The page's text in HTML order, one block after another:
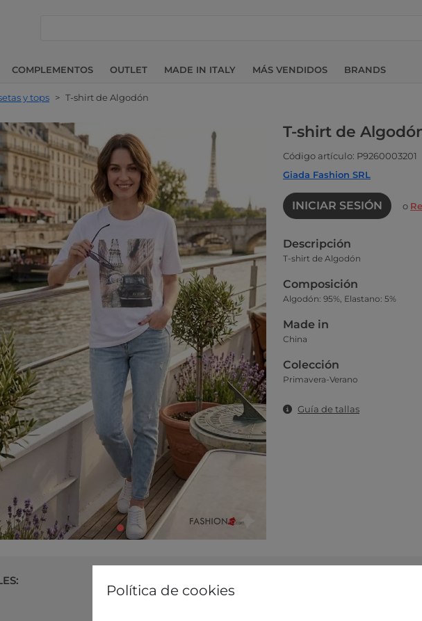
Política de cookies
COMPLEMENTOS OUTLET MADE IN ITALY MÁS VENDIDOS BRANDS
y tops > T-shirt de Algodón
T-shirt de
Código artículo: P9260003201
Giada Fashion SRL
INICIAR SESIÓN o
Descripción
T-shirt de Algodón
Composición
Algodón: 95%, Elastano: 5%
Made in
China
Colección
Primavera-Verano
Guía de tallas